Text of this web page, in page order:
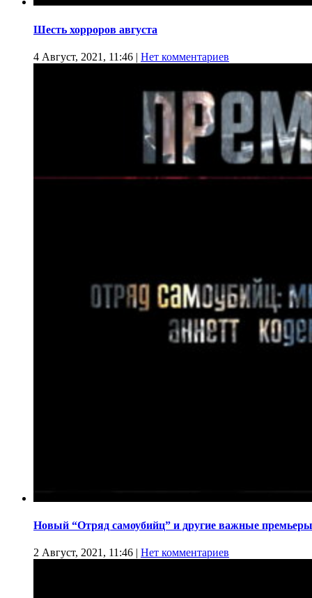
Шесть хорроров августа
4 Август, 2021, 11:46 | Нет комментариев
Новый “Отряд самоубийц” и другие важные премьеры
2 Август, 2021, 11:46 | Нет комментариев